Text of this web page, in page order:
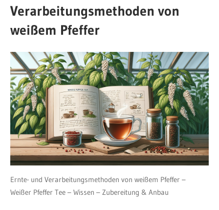
Verarbeitungsmethoden von
weißem Pfeffer
Ernte- und Verarbeitungsmethoden von weißem Pfeffer –
Weißer Pfeffer Tee – Wissen – Zubereitung & Anbau